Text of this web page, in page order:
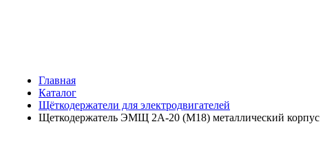
Главная
Каталог
Щёткодержатели для электродвигателей
Щеткодержатель ЭМЩ 2А-20 (М18) металлический корпус